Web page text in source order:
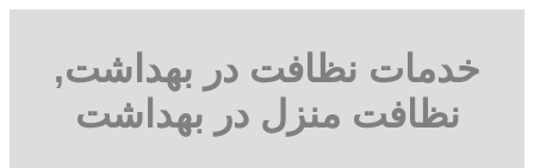
خدمات نظافت در بهداشت,
نظافت منزل در بهداشت